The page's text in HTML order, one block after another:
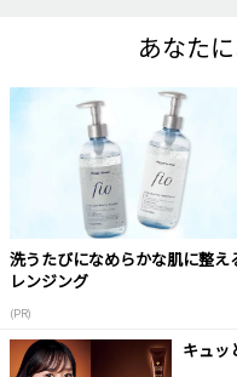
あなた
洗うたびになめらかな肌に整え
レンジング
(PR)
キュッ